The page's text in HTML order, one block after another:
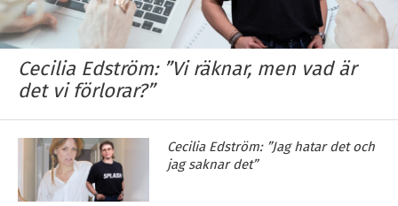
Cecilia Edström: ”Vi räknar, men vad är
det vi förlorar?”
Cecilia Edström: ”Jag hatar det och
jag saknar det”